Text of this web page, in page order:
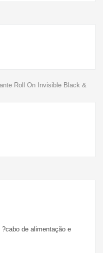
Roll On Invisible Black &
de alimentação e